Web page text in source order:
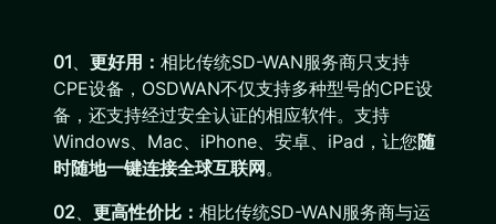
01 更好用： 相比传统SD-WAN服务商只支持
CPE设备，OSDWAN不仅支持多种型号的CPE设
备，还支持经过安全认证的相应软件。支持
Windows、Mac、iPhone、安卓、iPad，让您随
时随地一键连接全球互联网。
02
更高性价比： 相比传统SD-WAN服务商与运